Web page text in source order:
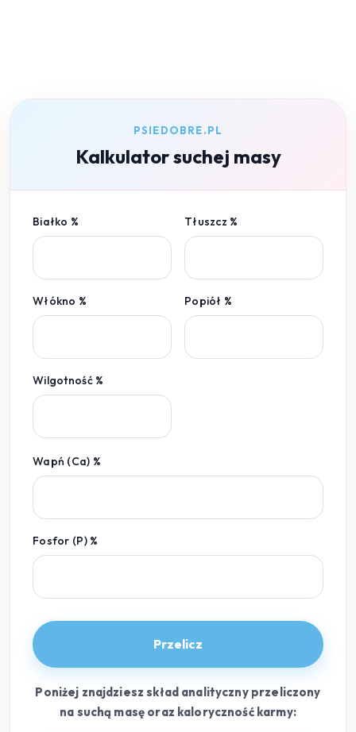
PSIEDOBRE.PL
Kalkulator suchej masy
Białko % Tłuszcz %
Włókno % Popiół %
Wilgotność %
Wapń (Ca) %
Fosfor (P) %
Przelicz
Poniżej znajdziesz skład analityczny przeliczony
na suchą masę oraz kaloryczność karmy: